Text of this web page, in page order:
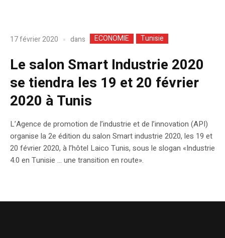
17 février 2020 dans ECONOMIE Tunisie
Le salon Smart Industrie 2020
se tiendra les 19 et 20 février
2020 à Tunis
L’Agence de promotion de l’industrie et de l’innovation (API)
organise la 2e édition du salon Smart industrie 2020, les 19 et
20 février 2020, à l’hôtel Laico Tunis, sous le slogan «Industrie
4.0 en Tunisie … une transition en route».